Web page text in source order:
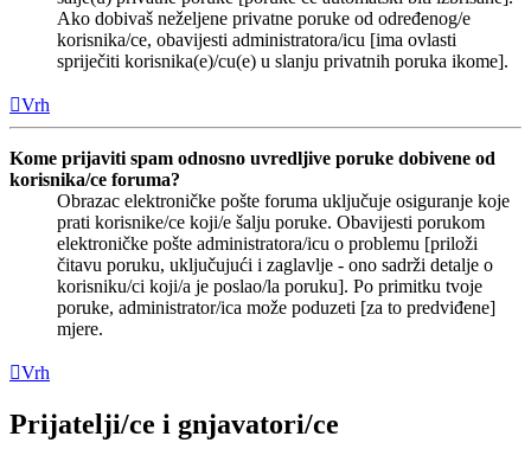
Ako dobivaš neželjene privatne poruke od određenog/e
korisnika/ce, obavijesti administratora/icu [ima ovlasti
spriječiti korisnika(e)/cu(e) u slanju privatnih poruka ikome].
Vrh
Kome prijaviti spam odnosno uvredljive poruke dobivene od
korisnika/ce foruma?
Obrazac elektroničke pošte foruma uključuje osiguranje koje
prati korisnike/ce koji/e šalju poruke. Obavijesti porukom
elektroničke pošte administratora/icu o problemu [priloži
čitavu poruku, uključujući i zaglavlje - ono sadrži detalje o
korisniku/ci koji/a je poslao/la poruku]. Po primitku tvoje
poruke, administrator/ica može poduzeti [za to predviđene]
mjere.
Vrh
Prijatelji/ce i gnjavatori/ce